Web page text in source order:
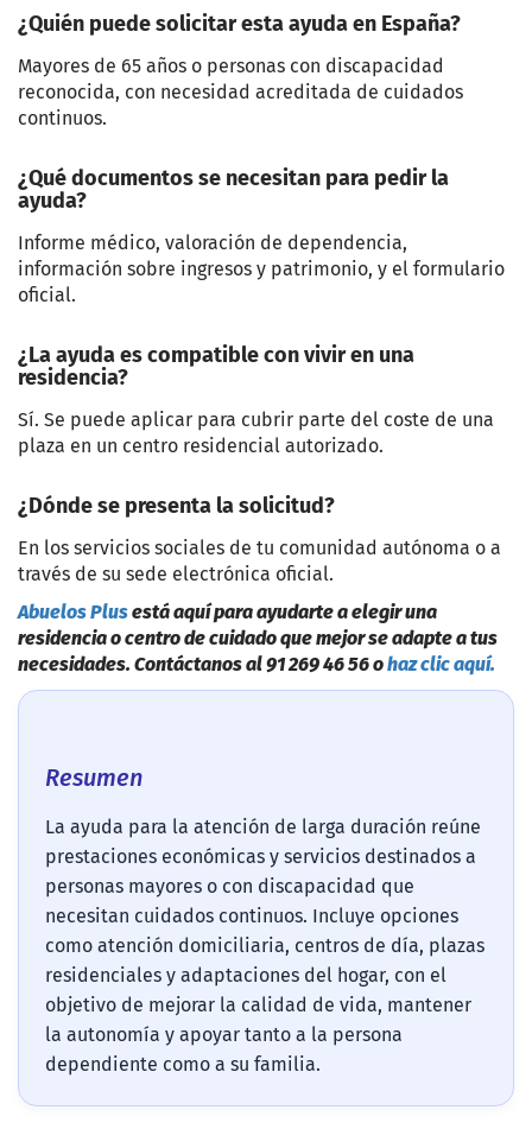
¿Quién puede solicitar esta ayuda en España?
Mayores de 65 años o personas con discapacidad
reconocida, con necesidad acreditada de cuidados
continuos.
¿Qué documentos se necesitan para pedir la
ayuda?
Informe médico, valoración de dependencia,
información sobre ingresos y patrimonio, y el formulario
oficial.
¿La ayuda es compatible con vivir en una
residencia?
Sí. Se puede aplicar para cubrir parte del coste de una
plaza en un centro residencial autorizado.
¿Dónde se presenta la solicitud?
En los servicios sociales de tu comunidad autónoma o a
través de su sede electrónica oficial.
Abuelos Plusestá aquí para ayudarte a elegir una
residencia o centro de cuidado que mejor se adapte a tus
necesidades. Contáctanos al 91 269 46 56 ohaz clic aquí.
Resumen
La ayuda para la atención de larga duración reúne
prestaciones económicas y servicios destinados a
personas mayores o con discapacidad que
necesitan cuidados continuos. Incluye opciones
como atención domiciliaria, centros de día, plazas
residenciales y adaptaciones del hogar, con el
objetivo de mejorar la calidad de vida, mantener
la autonomía y apoyar tanto a la persona
dependiente como a su familia.